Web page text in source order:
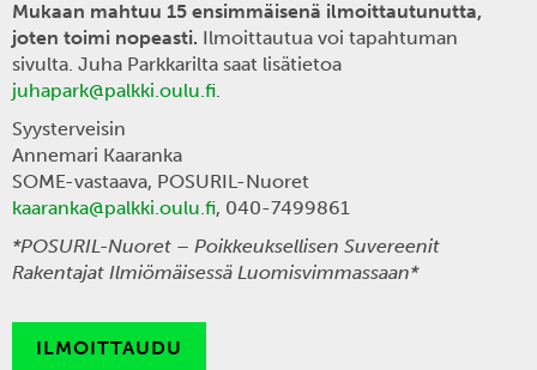
Mukaan mahtuu 15 ensimmäisenä ilmoittautunutta,
joten toimi nopeasti. Ilmoittautua voi tapahtuman
sivulta. Juha Parkkarilta saat lisätietoa
juhapark@palkki.oulu.fi.
Syysterveisin
Annemari Kaaranka
SOME-vastaava, POSURIL-Nuoret
kaaranka@palkki.oulu.fi, 040-7499861
*POSURIL-Nuoret – Poikkeuksellisen Suvereenit
Rakentajat Ilmiömäisessä Luomisvimmassaan*
ILMOITTAUDU